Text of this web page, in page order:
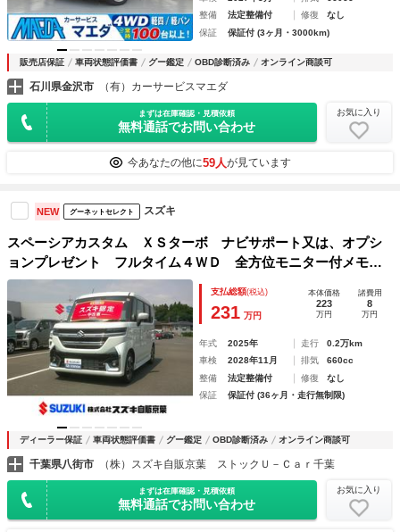
整備
法定整備付 修復
なし
保証
保証付 (3ヶ月・3000km)
販売店保証 車両状態評価書 グー鑑定 OBD診断済み オンライン商談可
石川県金沢市 （有）カーサービスマエダ
まずは在庫確認・見積依頼
無料通話でお問い合わせ
お気に入り
今あなたの他に59人が見ています
NEW グーネットセレクト スズキ
スペーシアカスタム ＸＳターボ ナビサポート又は、オプシ
ョンプレゼント フルタイム４ＷＤ 全方位モニター付メモリ
ーナビゲーション スズキコネクト対応通信機装着車 当社試
乗車使用 禁煙車 プッシュスタート オートエアコン
支払総額(税込)
231 万円
本体価格
223
万円
諸費用
8
万円
年式 2025年 走行
0.2万km
車検
2028年11月 排気
660cc
整備
法定整備付 修復
なし
保証
保証付 (36ヶ月・走行無制限)
ディーラー保証 車両状態評価書 グー鑑定 OBD診断済み オンライン商談可
千葉県八街市 （株）スズキ自販京葉 ストックＵ－Ｃａｒ千葉
まずは在庫確認・見積依頼
無料通話でお問い合わせ
お気に入り